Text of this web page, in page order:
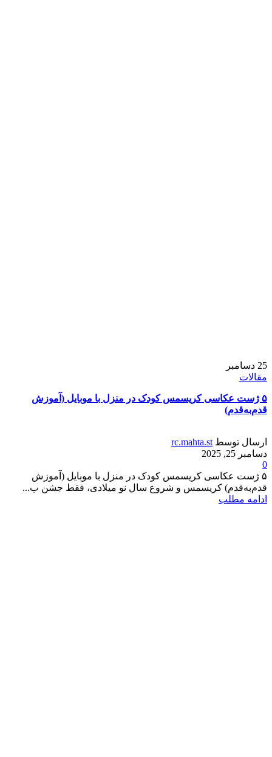
25 دسامبر
مقالات
۵ ژست عکاسی کریسمس کودک در منزل با موبایل (آموزش
قدم‌به‌قدم)
ارسال توسط rc.mahta.st
دسامبر 25, 2025
0
۵ ژست عکاسی کریسمس کودک در منزل با موبایل (آموزش
قدم‌به‌قدم) کریسمس و شروع سال نو میلادی، فقط جشن ب...
ادامه مطلب